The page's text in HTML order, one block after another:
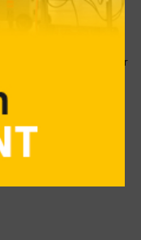
serie completa STD per
W9 68 KW cc